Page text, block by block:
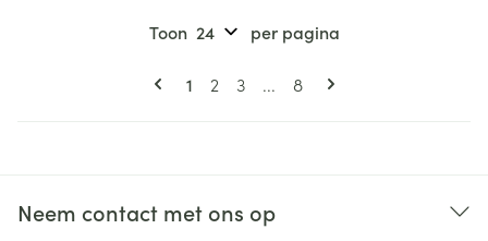
Pagina's
U lees momenteel pagina
1 Pagina
2 Pagina
3 ... Pagina
8
Toon per pagina
Neem contact met ons op